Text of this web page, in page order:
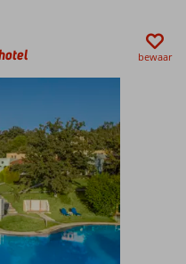
bewaar